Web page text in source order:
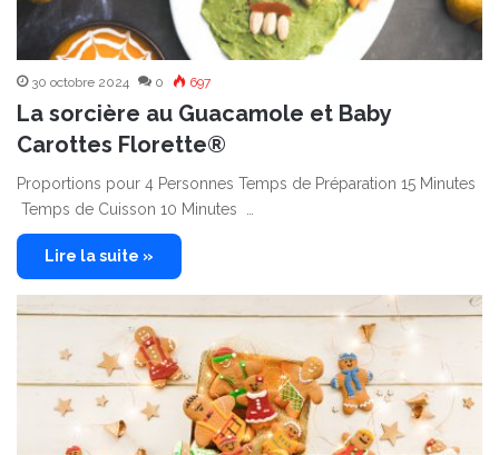
30 octobre 2024 0 697
La sorcière au Guacamole et Baby
Carottes Florette®
Proportions pour 4 Personnes Temps de Préparation 15 Minutes
Temps de Cuisson 10 Minutes …
Lire la suite »